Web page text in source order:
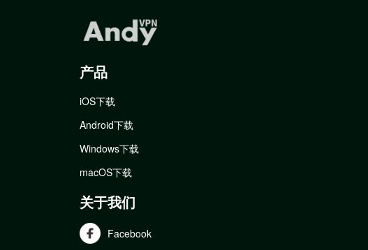
产品
iOS下载
Android下载
Windows下载
macOS下载
关于我们
Facebook